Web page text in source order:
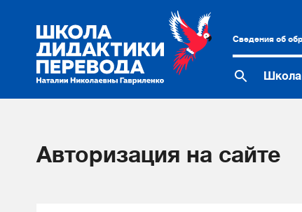
Сведения об
Школа
Авторизация на сайте